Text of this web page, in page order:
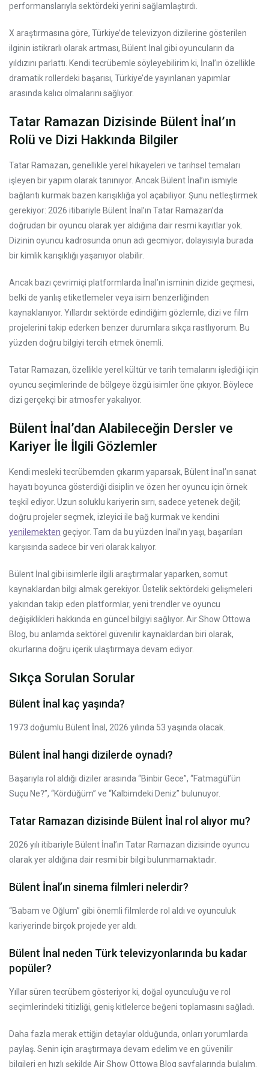
performanslarıyla sektördeki yerini sağlamlaştırdı.
X araştırmasına göre, Türkiye’de televizyon dizilerine gösterilen
ilginin istikrarlı olarak artması, Bülent İnal gibi oyuncuların da
yıldızını parlattı. Kendi tecrübemle söyleyebilirim ki, İnal’ın özellikle
dramatik rollerdeki başarısı, Türkiye’de yayınlanan yapımlar
arasında kalıcı olmalarını sağlıyor.
Tatar Ramazan Dizisinde Bülent İnal’ın
Rolü ve Dizi Hakkında Bilgiler
Tatar Ramazan, genellikle yerel hikayeleri ve tarihsel temaları
işleyen bir yapım olarak tanınıyor. Ancak Bülent İnal’ın ismiyle
bağlantı kurmak bazen karışıklığa yol açabiliyor. Şunu netleştirmek
gerekiyor: 2026 itibariyle Bülent İnal’ın Tatar Ramazan’da
doğrudan bir oyuncu olarak yer aldığına dair resmi kayıtlar yok.
Dizinin oyuncu kadrosunda onun adı gecmiyor; dolayısıyla burada
bir kimlik karışıklığı yaşanıyor olabilir.
Ancak bazı çevrimiçi platformlarda İnal’ın isminin dizide geçmesi,
belki de yanlış etiketlemeler veya isim benzerliğinden
kaynaklanıyor. Yıllardır sektörde edindiğim gözlemle, dizi ve film
projelerini takip ederken benzer durumlara sıkça rastlıyorum. Bu
yüzden doğru bilgiyi tercih etmek önemli.
Tatar Ramazan, özellikle yerel kültür ve tarih temalarını işlediği için
oyuncu seçimlerinde de bölgeye özgü isimler öne çıkıyor. Böylece
dizi gerçekçi bir atmosfer yakalıyor.
Bülent İnal’dan Alabileceğin Dersler ve
Kariyer İle İlgili Gözlemler
Kendi mesleki tecrübemden çıkarım yaparsak, Bülent İnal’ın sanat
hayatı boyunca gösterdiği disiplin ve özen her oyuncu için örnek
teşkil ediyor. Uzun soluklu kariyerin sırrı, sadece yetenek değil;
doğru projeler seçmek, izleyici ile bağ kurmak ve kendini
yenilemekten geçiyor. Tam da bu yüzden İnal’ın yaşı, başarıları
karşısında sadece bir veri olarak kalıyor.
Bülent İnal gibi isimlerle ilgili araştırmalar yaparken, somut
kaynaklardan bilgi almak gerekiyor. Üstelik sektördeki gelişmeleri
yakından takip eden platformlar, yeni trendler ve oyuncu
değişiklikleri hakkında en güncel bilgiyi sağlıyor. Air Show Ottowa
Blog, bu anlamda sektörel güvenilir kaynaklardan biri olarak,
okurlarına doğru içerik ulaştırmaya devam ediyor.
Sıkça Sorulan Sorular
Bülent İnal kaç yaşında?
1973 doğumlu Bülent İnal, 2026 yılında 53 yaşında olacak.
Bülent İnal hangi dizilerde oynadı?
Başarıyla rol aldığı diziler arasında “Binbir Gece”, “Fatmagül’ün
Suçu Ne?”, “Kördüğüm” ve “Kalbimdeki Deniz” bulunuyor.
Tatar Ramazan dizisinde Bülent İnal rol alıyor mu?
2026 yılı itibariyle Bülent İnal’ın Tatar Ramazan dizisinde oyuncu
olarak yer aldığına dair resmi bir bilgi bulunmamaktadır.
Bülent İnal’ın sinema filmleri nelerdir?
“Babam ve Oğlum” gibi önemli filmlerde rol aldı ve oyunculuk
kariyerinde birçok projede yer aldı.
Bülent İnal neden Türk televizyonlarında bu kadar
popüler?
Yıllar süren tecrübem gösteriyor ki, doğal oyunculuğu ve rol
seçimlerindeki titizliği, geniş kitlelerce beğeni toplamasını sağladı.
Daha fazla merak ettiğin detaylar olduğunda, onları yorumlarda
paylaş. Senin için araştırmaya devam edelim ve en güvenilir
bilgileri en hızlı şekilde Air Show Ottowa Blog sayfalarında bulalım.